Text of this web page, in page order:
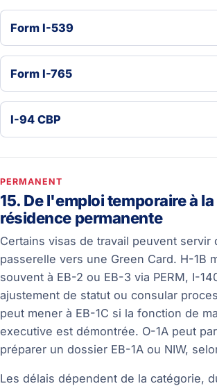
Form I-539
Form I-765
I-94 CBP
PERMANENT
15. De l'emploi temporaire à la
résidence permanente
Certains visas de travail peuvent servir
passerelle vers une Green Card. H-1B
souvent à EB-2 ou EB-3 via PERM, I-
ajustement de statut ou consular
peut mener à EB-1C si la fonction de
executive est démontrée. O-1A peut
préparer un dossier EB-1A ou NIW,
Les délais dépendent de la catégorie,